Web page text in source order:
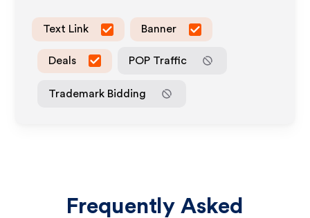
Text Link Banner
Deals POP Traffic
Trademark Bidding
Frequently Asked